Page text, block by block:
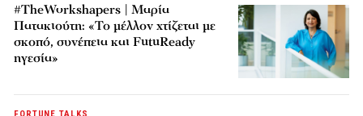
#TheWorkshapers | Μαρία
Πατακιούτη: «Το μέλλον χτίζεται με
σκοπό, συνέπεια και FutuReady
ηγεσία»